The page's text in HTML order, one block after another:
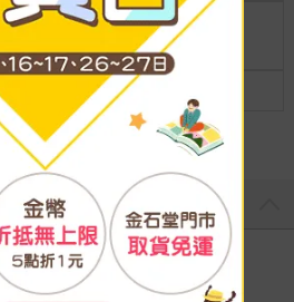
適讀年
齡
成人適讀
級別
BL /耽美 ＞ 日本
寫評價